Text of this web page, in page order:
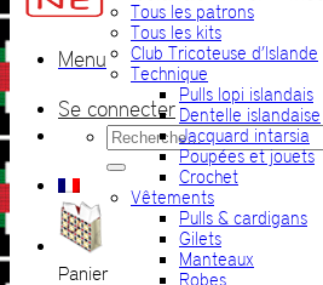
Menu
Se connecter
Recherche
pour :
Panier
Tous les patrons
Tous les kits
Club Tricoteuse d’Islande
Technique
Pulls lopi islandais
Dentelle islandaise
Jacquard intarsia
Poupées et jouets
Crochet
Vêtements
Pulls & cardigans
Gilets
Manteaux
Robes